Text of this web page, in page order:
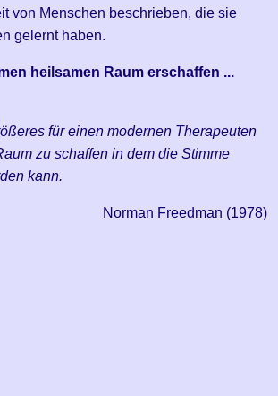
von Menschen beschrieben, die sie
gelernt haben.
heilsamen Raum erschaffen ...
für einen modernen Therapeuten
zu schaffen in dem die Stimme
kann.
Norman Freedman (1978)